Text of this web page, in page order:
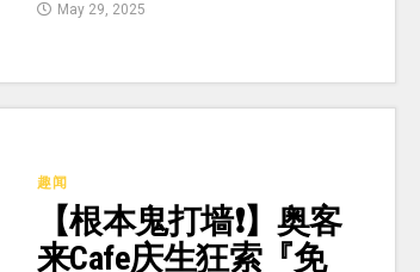
May 29, 2025
趣闻
【根本鬼打墙❗】奥客
来cafe庆生狂索『免